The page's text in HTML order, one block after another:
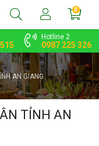
Hotline 2
0987 225 326
0
AN GIANG
TỈNH AN